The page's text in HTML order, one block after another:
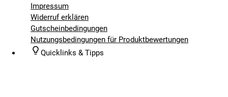
Impressum
Widerruf erklären
Gutscheinbedingungen
Nutzungsbedingungen für Produktbewertungen
Quicklinks & Tipps